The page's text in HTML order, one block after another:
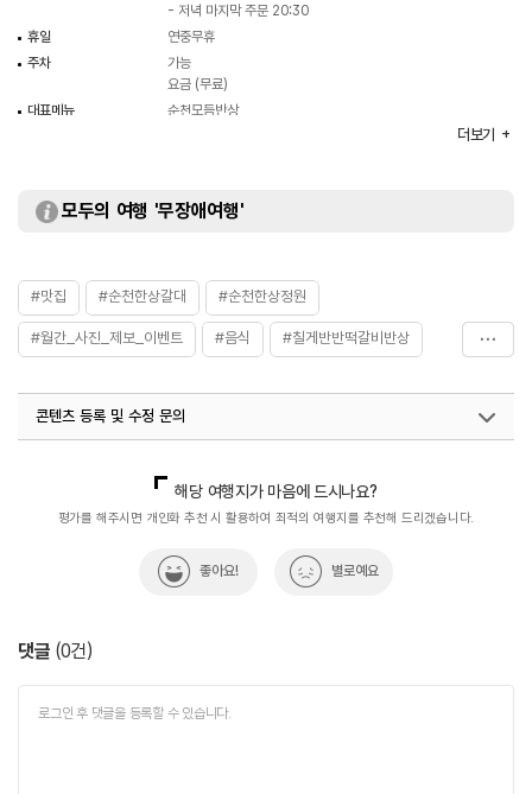
- 저녁 마지막 주문 20:30
휴일
연중무휴
주차
가능
요금 (무료)
대표메뉴
순천모듬반상
더보기
모두의 여행 '무장애여행'
#맛집 #순천한상갈대 #순천한상정원
#월간_사진_제보_이벤트 #음식 #칠게반반떡갈비반상
콘텐츠 등록 및 수정 문의
해당 여행지가 마음에 드시나요?
평가를 해주시면 개인화 추천 시 활용하여 최적의 여행지를 추천해 드리겠습니다.
좋아요! 별로예요
댓글 (0건)